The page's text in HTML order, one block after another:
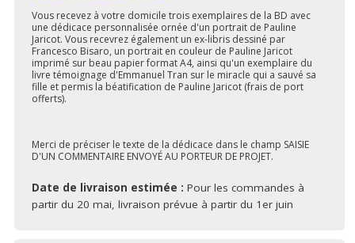
Vous recevez à votre domicile trois exemplaires de la BD avec
une dédicace personnalisée ornée d'un portrait de Pauline
Jaricot. Vous recevrez également un ex-libris dessiné par
Francesco Bisaro, un portrait en couleur de Pauline Jaricot
imprimé sur beau papier format A4, ainsi qu'un exemplaire du
livre témoignage d'Emmanuel Tran sur le miracle qui a sauvé sa
fille et permis la béatification de Pauline Jaricot (frais de port
offerts).
Merci de préciser le texte de la dédicace dans le champ SAISIE
D'UN COMMENTAIRE ENVOYÉ AU PORTEUR DE PROJET.
Date de livraison estimée : Pour les commandes à
partir du 20 mai, livraison prévue à partir du 1er juin